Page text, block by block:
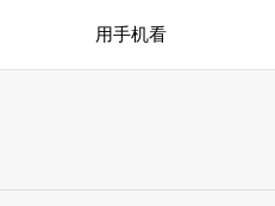
用手机看